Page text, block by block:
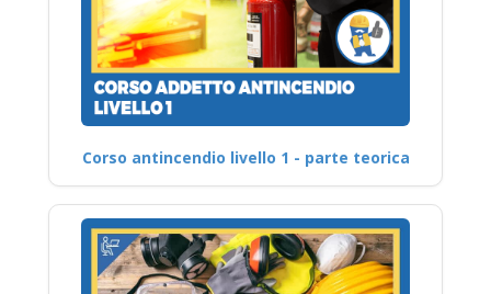
Corso antincendio livello 1 - parte teorica